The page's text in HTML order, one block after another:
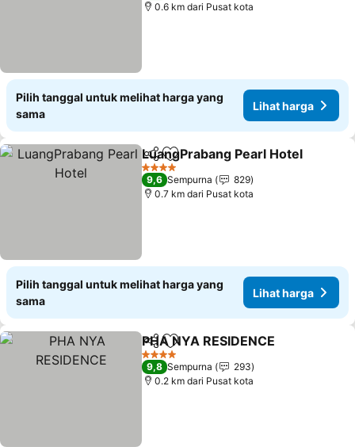
0.6 km dari Pusat kota
Pilih tanggal untuk melihat harga yang
sama
Lihat harga
BagikanTambahkan ke favorit
LuangPrabang Pearl Hotel
4 Bintang
9,6 Sempurna
829
0.7 km dari Pusat kota
Pilih tanggal untuk melihat harga yang
sama
Lihat harga
BagikanTambahkan ke favorit
PHA NYA RESIDENCE
4 Bintang
9,8 Sempurna
293
0.2 km dari Pusat kota